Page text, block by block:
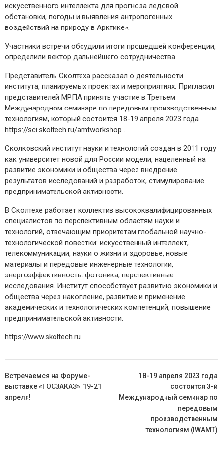
искусственного интеллекта для прогноза ледовой
обстановки, погоды и выявления антропогенных
воздействий на природу в Арктике».
Участники встречи обсудили итоги прошедшей конференции,
определили вектор дальнейшего сотрудничества.
Представитель Сколтеха рассказал о деятельности
института, планируемых проектах и мероприятиях. Пригласил
представителей МРПА принять участие в Третьем
Международном семинаре по передовым производственным
технологиям, который состоится 18-19 апреля 2023 года
https://sci.skoltech.ru/amtworkshop .
Сколковский институт науки и технологий создан в 2011 году
как университет новой для России модели, нацеленный на
развитие экономики и общества через внедрение
результатов исследований и разработок, стимулирование
предпринимательской активности.
В Сколтехе работает коллектив высококвалифицированных
специалистов по перспективным областям науки и
технологий, отвечающим приоритетам глобальной научно-
технологической повестки: искусственный интеллект,
телекоммуникации, науки о жизни и здоровье, новые
материалы и передовые инженерные технологии,
энергоэффективность, фотоника, перспективные
исследования. Институт способствует развитию экономики и
общества через накопление, развитие и применение
академических и технологических компетенций, повышение
предпринимательской активности.
https://www.skoltech.ru
Навигация
по
записям
Встречаемся на Форуме-
выставке «ГОСЗАКАЗ» 19-21
апреля!
18-19 апреля 2023 года
состоится 3-й
Международный семинар по
передовым
производственным
технологиям ( IWAMT)